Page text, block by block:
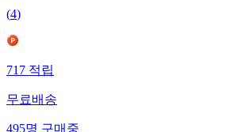
(4)
717적립
무료배송